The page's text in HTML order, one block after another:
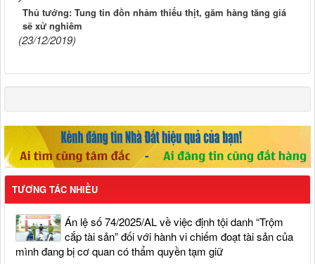
Thủ tướng: Tung tin đồn nhảm thiếu thịt, găm hàng tăng giá
sẽ xử nghiêm
(23/12/2019)
TƯƠNG TÁC NHIỀU
Án lệ số 74/2025/AL về việc định tội danh “Trộm
cắp tài sản” đối với hành vi chiếm đoạt tài sản của
mình đang bị cơ quan có thẩm quyền tạm giữ